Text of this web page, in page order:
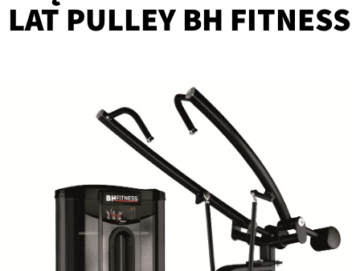
LAT PULLEY BH FITNESS